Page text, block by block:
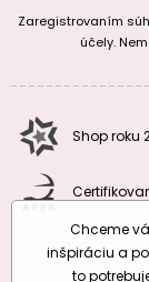
Zaregistrovaním
účely.
Shop roku
Chceme
inšpiráciu a
to